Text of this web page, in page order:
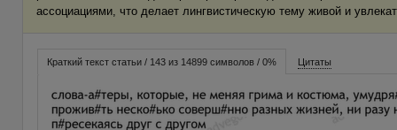
ассоциациями, что делает лингвистическую тему живой и
Краткий текст статьи / 143 из 14899 символов / 0% Цитаты